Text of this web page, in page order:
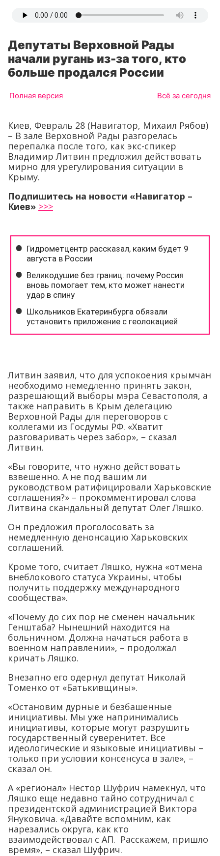
Депутаты Верховной Рады
начали ругань из-за того, кто
больше продался России
Полная версия Всё за сегодня
Киев, Февраль 28 (Навигатор, Михаил Рябов)
– В зале Верховной Рады разгорелась
перепалка после того, как экс-спикер
Владимир Литвин предложил действовать
мирно для урегулирования ситуации в
Крыму.
Подпишитесь на новости «Навигатор –
Киев» >>>
Литвин заявил, что для успокоения крымчан
необходимо немедленно принять закон,
разрешающий выборы мэра Севастополя, а
также направить в Крым делегацию
Верховной Рады для переговоров с
коллегами из Госдумы РФ. «Хватит
разговаривать через забор», – сказал
Литвин.
«Вы говорите, что нужно действовать
взвешенно. А не под вашим ли
руководством ратифицировали Харьковские
соглашения?» – прокомментировал слова
Литвина скандальный депутат Олег Ляшко.
Он предложил проголосовать за
немедленную денонсацию Харьковских
соглашений.
Кроме того, считает Ляшко, нужна «отмена
внеблокового статуса Украины, чтобы
получить поддержку международного
сообщества».
«Почему до сих пор не сменен начальник
Генштаба? Нынешний находится на
больничном. Должна начаться работа в
военном направлении», – продолжал
кричать Ляшко.
Внезапно его одернул депутат Николай
Томенко от «Батькивщины».
«Остановим дурные и безбашенные
инициативы. Мы уже напринимались
инициативы, которые могут разрушить
государственный суверенитет. Все
идеологические и языковые инициативы –
только при условии консенсуса в зале», –
сказал он.
А «регионал» Нестор Шуфрич намекнул, что
Ляшко еще недавно тайно сотрудничал с
президентской администрацией Виктора
Януковича. «Давайте вспомним, как
нарезались округа, как кто
взаимодействовал с АП. Расскажем, пришло
время», – сказал Шуфрич.